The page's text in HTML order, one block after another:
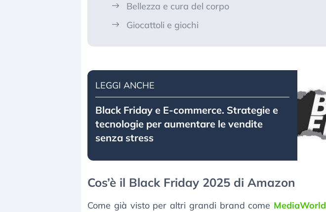
Bellezza e cura del corpo
Giocattoli e giochi
LEGGI ANCHE
Black Friday e E-commerce. Strategie e
tecnologie per aumentare le vendite
senza stress
Cos’è il Black Friday 2025 di Amazon
Come già visto per altri grandi brand come MediaWorld